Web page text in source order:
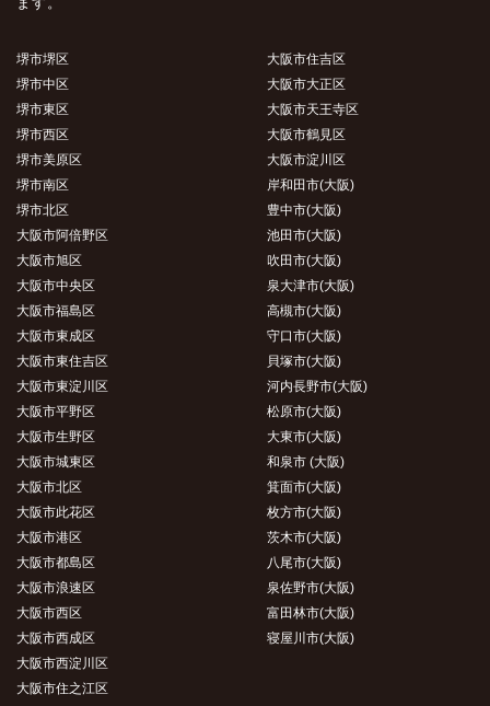
堺市堺区
堺市中区
堺市東区
堺市西区
堺市美原区
堺市南区
堺市北区
大阪市阿倍野区
大阪市旭区
大阪市中央区
大阪市福島区
大阪市東成区
大阪市東住吉区
大阪市東淀川区
大阪市平野区
大阪市生野区
大阪市城東区
大阪市北区
大阪市此花区
大阪市港区
大阪市都島区
大阪市浪速区
大阪市西区
大阪市西成区
大阪市西淀川区
大阪市住之江区
大阪市住吉区
大阪市大正区
大阪市天王寺区
大阪市鶴見区
大阪市淀川区
岸和田市(大阪)
豊中市(大阪)
池田市(大阪)
吹田市(大阪)
泉大津市(大阪)
高槻市(大阪)
守口市(大阪)
貝塚市(大阪)
河内長野市(大阪)
松原市(大阪)
大東市(大阪)
和泉市 (大阪)
箕面市(大阪)
枚方市(大阪)
茨木市(大阪)
八尾市(大阪)
泉佐野市(大阪)
富田林市(大阪)
寝屋川市(大阪)